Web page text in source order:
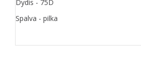
Dydis - 75D
Spalva - pilka